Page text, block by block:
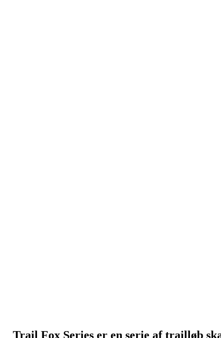
Trail Fox Series er en serie af trailløb sk